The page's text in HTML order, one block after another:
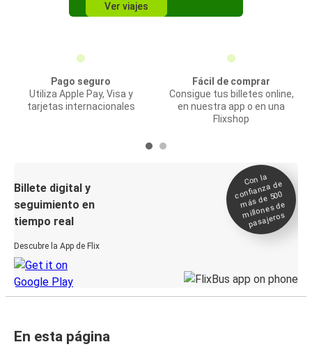
Ver viajes
Pago seguro
Utiliza Apple Pay, Visa y
tarjetas internacionales
Fácil de comprar
Consigue tus billetes online,
en nuestra app o en una
Flixshop
Billete digital y
seguimiento en
tiempo real
Descubre la App de Flix
Con la
confianza de
más de 500
millones de
pasajeros
En esta página